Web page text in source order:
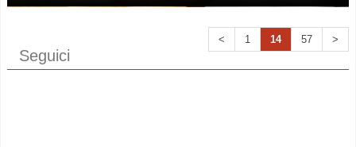
< 1 14 57 >
Seguici